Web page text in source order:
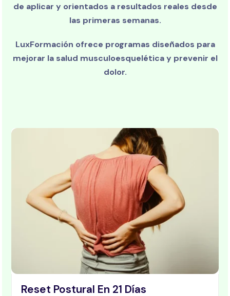
de aplicar y orientados a resultados reales desde
las primeras semanas.
LuxFormación ofrece programas diseñados para
mejorar la salud musculoesquelética y prevenir el
dolor.
Reset Postural En 21 Días